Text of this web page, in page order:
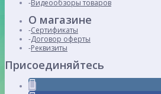
Видеообзоры товаров
О магазине
Сертификаты
Договор оферты
Реквизиты
Присоединяйтесь